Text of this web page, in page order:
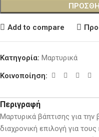
Add to compare
Κατηγορία: Μαρτυρικά
Κοινοποίηση:
Περιγραφή
Μαρτυρικά βάπτισης για
διαχρονική επιλογή για